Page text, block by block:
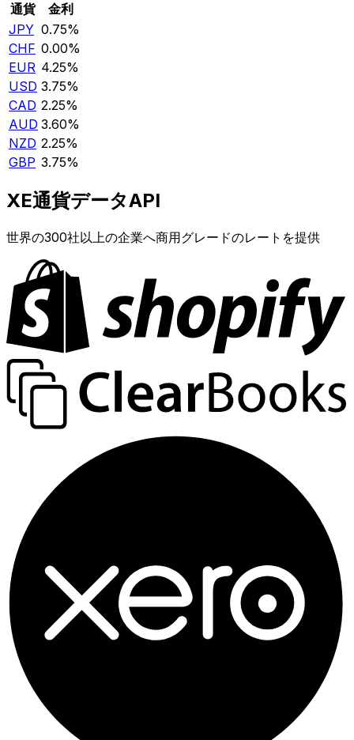
通貨
金利
JPY 0.75%
CHF 0.00%
EUR 4.25%
USD 3.75%
CAD 2.25%
AUD 3.60%
NZD 2.25%
GBP 3.75%
XE通貨データAPI
世界の300社以上の企業へ商用グレードのレートを提供